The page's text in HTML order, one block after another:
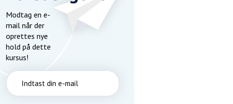
Modtag en e-
mail når der
oprettes nye
hold på dette
kursus!